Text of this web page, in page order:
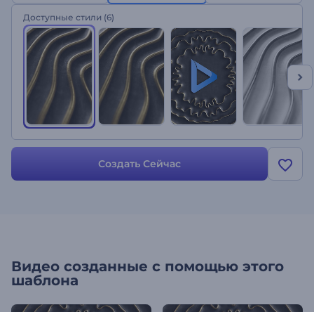
успешным. Загрузив свой логотип и написав слоган, уже через
несколько минут вы получите профессионально
анимированную заставку. Идеально подходит для
корпоративных заставок, запуска продуктов, рекламы
ювелирных салонов и многого другого. Добавьте
элегантности своему проекту и произведите неизгладимое
впечатление на вашу целевую аудиторию с помощью этой
современной заставки. Попробуйте уже прямо сейчас!
Доступные стили (6)
Создать Сейчас
Видео созданные с помощью этого
шаблона